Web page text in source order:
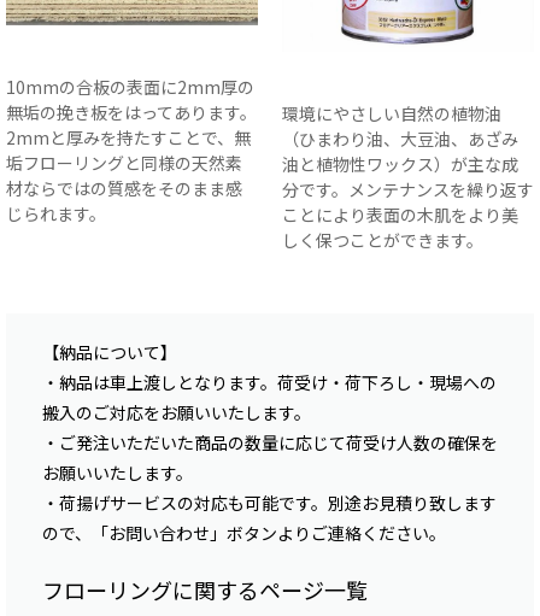
10mmの合板の表面に2mm厚の
無垢の挽き板をはってあります。
2mmと厚みを持たすことで、無
垢フローリングと同様の天然素
材ならではの質感をそのまま感
じられます。
環境にやさしい自然の植物油
（ひまわり油、大豆油、あざみ
油と植物性ワックス）が主な成
分です。メンテナンスを繰り返す
ことにより表面の木肌をより美
しく保つことができます。
【納品について】
・納品は車上渡しとなります。荷受け・荷下ろし・現場への
搬入のご対応をお願いいたします。
・ご発注いただいた商品の数量に応じて荷受け人数の確保を
お願いいたします。
・荷揚げサービスの対応も可能です。別途お見積り致します
ので、「お問い合わせ」ボタンよりご連絡ください。
フローリングに関するページ一覧